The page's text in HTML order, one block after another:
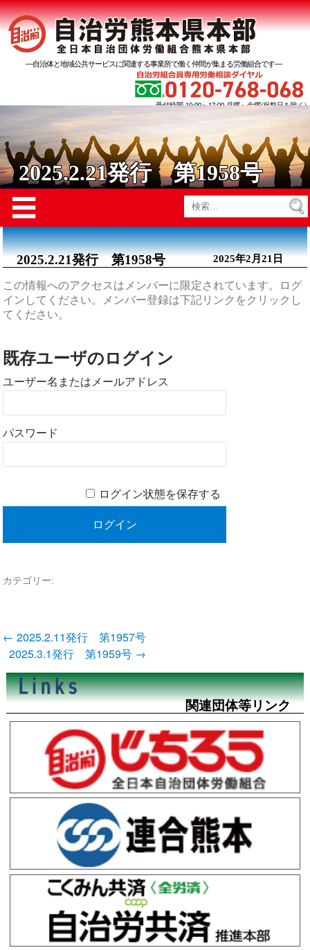
―自治体と地域公共サービスに関連する事業所で働く仲間が集まる労働組合です―
受付時間 10:00～17:00 月曜～金曜(祝祭日を除く)
2025.2.21発行 第1958号
☰
検
索:
2025.2.21発行 第1958号 2025年2月21日
この情報へのアクセスはメンバーに限定されています。ログ
インしてください。メンバー登録は下記リンクをクリックし
てください。
既存ユーザのログイン
ユーザー名またはメールアドレス
パスワード
ログイン状態を保存する
カテゴリー:
投
稿
ナ
ビ
ゲ
ー
シ
← 2025.2.11発行 第1957号
2025.3.1発行 第1959号 →
関連団体等リンク